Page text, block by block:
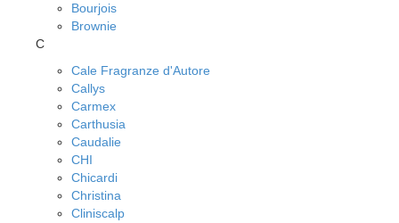
Bourjois
Brownie
C
Cale Fragranze d'Autore
Callys
Carmex
Carthusia
Caudalie
CHI
Chicardi
Christina
Cliniscalp